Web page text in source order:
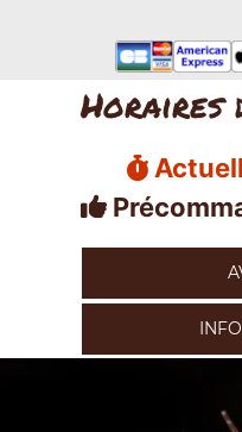
Horaires